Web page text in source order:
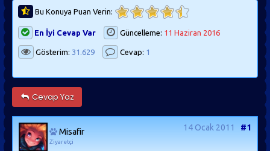
Bu Konuya Puan Verin:
En İyi Cevap Var Güncelleme: 11 Haziran 2016
Gösterim: 31.629 Cevap: 1
Cevap Yaz
Misafir
Ziyaretçi
14 Ocak 2011 #1